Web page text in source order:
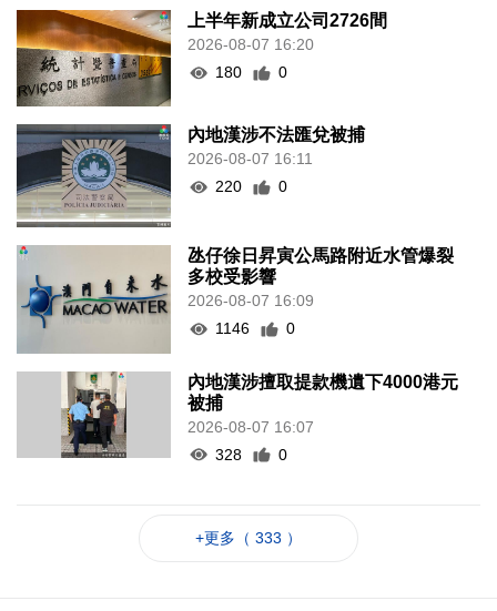
上半年新成立公司2726間
2026-08-07 16:20
180
0
內地漢涉不法匯兌被捕
2026-08-07 16:11
220
0
氹仔徐日昇寅公馬路附近水管爆裂
多校受影響
2026-08-07 16:09
1146
0
內地漢涉擅取提款機遺下4000港元
被捕
2026-08-07 16:07
328
0
+更多（ 333 ）